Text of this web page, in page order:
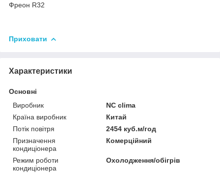
Фреон R32
Приховати
Характеристики
Основні
Виробник
NC clima
Країна виробник
Китай
Потік повітря
2454 куб.м/год
Призначення
кондиціонера
Комерційний
Режим роботи
кондиціонера
Охолодження/обігрів